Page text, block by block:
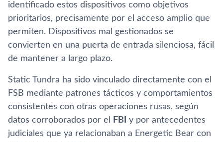
identificado estos dispositivos como objetivos
prioritarios, precisamente por el acceso amplio que
permiten. Dispositivos mal gestionados se
convierten en una puerta de entrada silenciosa, fácil
de mantener a largo plazo.
Static Tundra ha sido vinculado directamente con el
FSB mediante patrones tácticos y comportamientos
consistentes con otras operaciones rusas, según
datos corroborados por el
FBI
y por antecedentes
judiciales que ya relacionaban a Energetic Bear con